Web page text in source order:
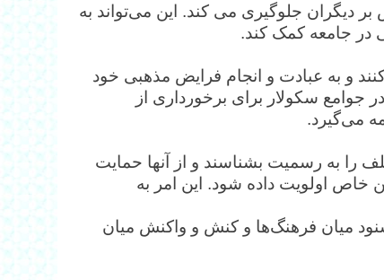
دیگران جلوگیری می‌ کند. این می‌تواند به
در جامعه کمک کند.
کنند و به عبادت و انجام فرایض مذهبی خود
جوامع سکولار برای برخورداری از
می‌گیرد.
را به رسمیت بشناسند و از آنها حمایت
خاص اولویت داده شود. این امر به
میان فرهنگ‌ها و کنش ‌و واکنش میان